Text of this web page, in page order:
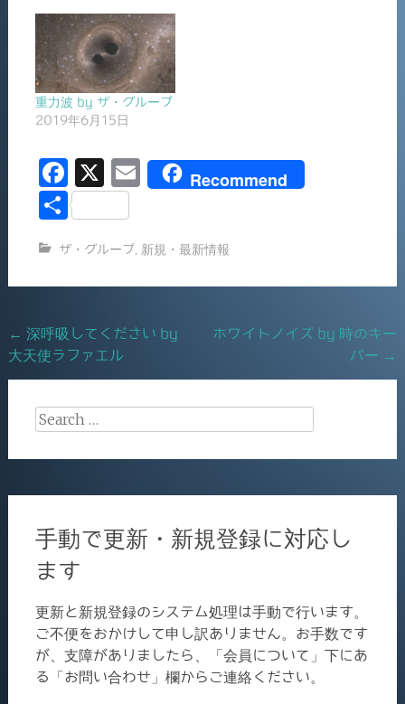
重力波 by ザ・グループ
2019年6月15日
F
a
e
b
o
k
X
E
l
Recommend
共
ザ・グループ 新規・最新情報
Post
navigation
← 深呼吸してください by
大天使ラファエル
ホワイトノイズ by 時のキー
パー →
Search
手動で更新・新規登録に対応し
ます
更新と新規登録のシステム処理は手動で行います。
ご不便をおかけして申し訳ありません。お手数です
が、支障がありましたら、「会員について」下にあ
る「お問い合わせ」欄からご連絡ください。